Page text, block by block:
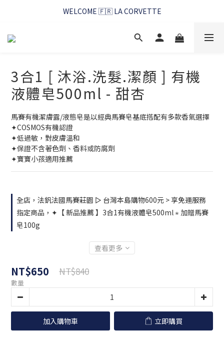
WELCOME 🇫🇷 LA CORVETTE
WELCOME 🇫🇷 LA CORVETTE
馬賽好友季~純淨清潔的相伴
3合1 [ 沐浴.洗髮.潔顏 ] 有機
液體皂500ml - 甜杏
馬賽有機潔膚露/液態皂是以經典馬賽皂基底搭配有多款香氣選擇
✦COSMOS有機認證
✦低過敏，對皮膚溫和
✦保證不含著色劑、香料或防腐劑
✦寶寶小孩適用推薦
全店，法釩法國馬賽莊園 ▻ 台灣本島購物600元 > 享免運服務
指定商品，✦【 新品推薦 】3合1有機液體皂500ml ⋆ 加贈馬賽
皂100g
查看更多
NT$650 NT$840
數量
加入購物車 立即購買